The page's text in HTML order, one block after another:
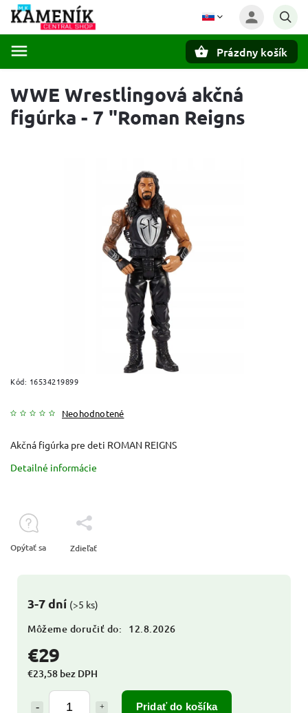
Prázdny košík
WWE Wrestlingová akčná
figúrka - 7 "Roman Reigns
Kód: 16534219899
Neohodnotené
€29
€23,58 bez DPH
Pridať do košíka
3-7 dní (>5 ks)
Môžeme doručiť do: 12.8.2026
Akčná figúrka pre deti ROMAN REIGNS
Detailné informácie
Opýtať sa Zdieľať